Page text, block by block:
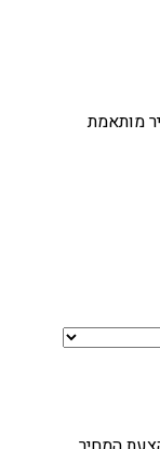
מותאמת